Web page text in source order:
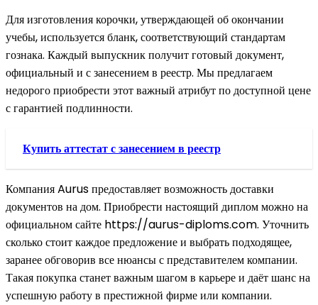
Для изготовления корочки, утверждающей об окончании
учебы, используется бланк, соответствующий стандартам
гознака. Каждый выпускник получит готовый документ,
официальный и с занесением в реестр. Мы предлагаем
недорого приобрести этот важный атрибут по доступной цене
с гарантией подлинности.
Купить аттестат с занесением в реестр
Компания Aurus предоставляет возможность доставки
документов на дом. Приобрести настоящий диплом можно на
официальном сайте https://aurus-diploms.com. Уточнить
сколько стоит каждое предложение и выбрать подходящее,
заранее обговорив все нюансы с представителем компании.
Такая покупка станет важным шагом в карьере и даёт шанс на
успешную работу в престижной фирме или компании.